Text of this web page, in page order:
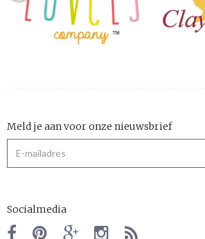
Meld je aan voor onze nieuwsbrief
Socialmedia